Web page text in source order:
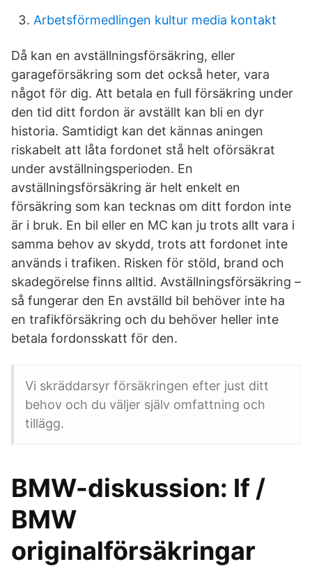
Arbetsförmedlingen kultur media kontakt
Då kan en avställningsförsäkring, eller
garageförsäkring som det också heter, vara
något för dig. Att betala en full försäkring under
den tid ditt fordon är avställt kan bli en dyr
historia. Samtidigt kan det kännas aningen
riskabelt att låta fordonet stå helt oförsäkrat
under avställningsperioden. En
avställningsförsäkring är helt enkelt en
försäkring som kan tecknas om ditt fordon inte
är i bruk. En bil eller en MC kan ju trots allt vara i
samma behov av skydd, trots att fordonet inte
används i trafiken. Risken för stöld, brand och
skadegörelse finns alltid. Avställningsförsäkring –
så fungerar den En avställd bil behöver inte ha
en trafikförsäkring och du behöver heller inte
betala fordonsskatt för den.
Vi skräddarsyr försäkringen efter just ditt
behov och du väljer själv omfattning och
tillägg.
BMW-diskussion: If /
BMW
originalförsäkringar